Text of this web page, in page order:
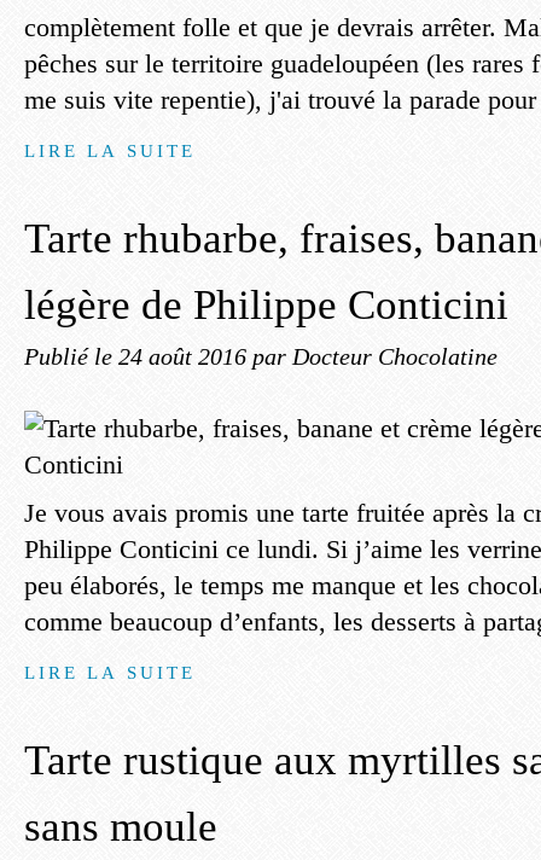
complètement folle et que je devrais arrêter.
pêches sur le territoire guadeloupéen (les rares
me suis vite repentie), j'ai trouvé la parade
LIRE LA SUITE
Tarte rhubarbe, fraises,
légère de Philippe Conticini
Publié le 24 août 2016 par Docteur Chocolatine
Je vous avais promis une tarte fruitée après la
Philippe Conticini ce lundi. Si j’aime les
peu élaborés, le temps me manque et les
comme beaucoup d’enfants, les desserts à
LIRE LA SUITE
Tarte rustique aux myrtilles
sans moule